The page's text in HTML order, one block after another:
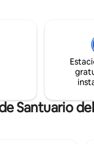
a 250 metros de
privado en un
cargo y con una
LICENCIA CIR N.°
Santuario